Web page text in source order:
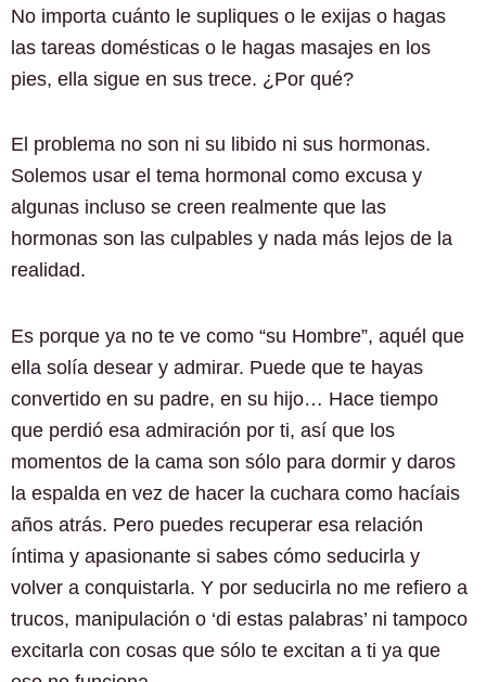
No importa cuánto le supliques o le exijas o hagas
las tareas domésticas o le hagas masajes en los
pies, ella sigue en sus trece. ¿Por qué?
El problema no son ni su libido ni sus hormonas.
Solemos usar el tema hormonal como excusa y
algunas incluso se creen realmente que las
hormonas son las culpables y nada más lejos de la
realidad.
Es porque ya no te ve como “su Hombre”, aquél que
ella solía desear y admirar. Puede que te hayas
convertido en su padre, en su hijo… Hace tiempo
que perdió esa admiración por ti, así que los
momentos de la cama son sólo para dormir y daros
la espalda en vez de hacer la cuchara como hacíais
años atrás. Pero puedes recuperar esa relación
íntima y apasionante si sabes cómo seducirla y
volver a conquistarla. Y por seducirla no me refiero a
trucos, manipulación o ‘di estas palabras’ ni tampoco
excitarla con cosas que sólo te excitan a ti ya que